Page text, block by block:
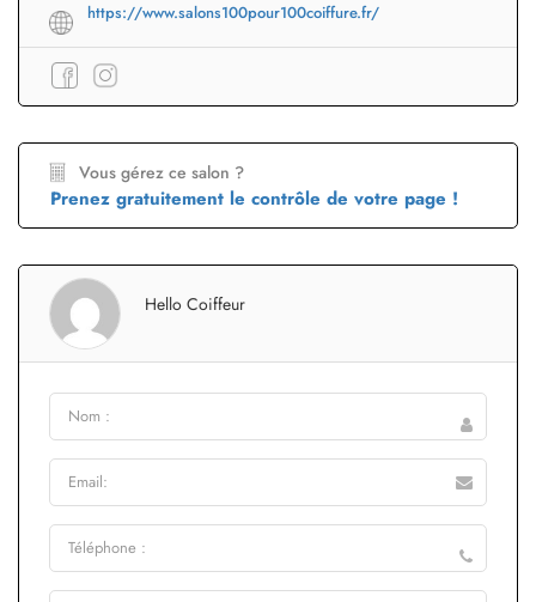
https://www.salons100pour100coiffure.fr/
Vous gérez ce salon ?
Prenez gratuitement le contrôle de votre page !
Hello Coiffeur